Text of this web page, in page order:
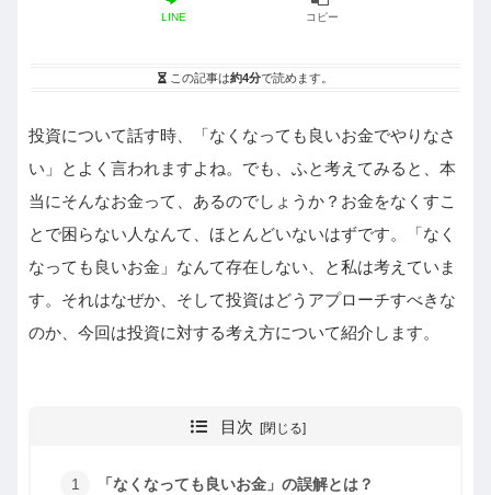
LINE コピー
この記事は約4分で読めます。
投資について話す時、「なくなっても良いお金でやりなさ
い」とよく言われますよね。でも、ふと考えてみると、本
当にそんなお金って、あるのでしょうか？お金をなくすこ
とで困らない人なんて、ほとんどいないはずです。「なく
なっても良いお金」なんて存在しない、と私は考えていま
す。それはなぜか、そして投資はどうアプローチすべきな
のか、今回は投資に対する考え方について紹介します。
目次
「なくなっても良いお金」の誤解とは？